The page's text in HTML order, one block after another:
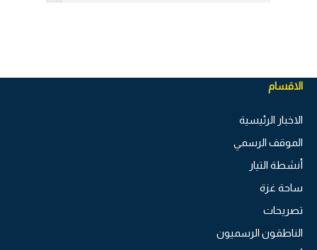
الاقسام
الاخبار الرئيسية
الموقف الرسمي
أنشطة التيار
ساحة غزة
تصريحات
الناطقون الرسميون